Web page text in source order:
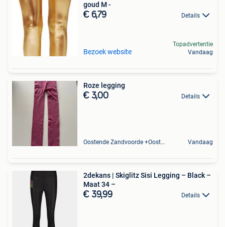
goud M -
€ 6,79 Details
Bezoek website
Topadvertentie
Vandaag
Roze legging
€ 3,00 Details
Oostende Zandvoorde +Oostende Vandaag
2dekans | Skiglitz Sisi Legging – Black –
Maat 34 –
€ 39,99 Details